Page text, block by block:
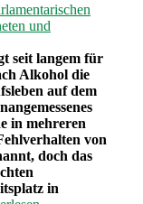
und
seit langem für
Alkohol die
auf dem
in mehreren
von
doch das
in